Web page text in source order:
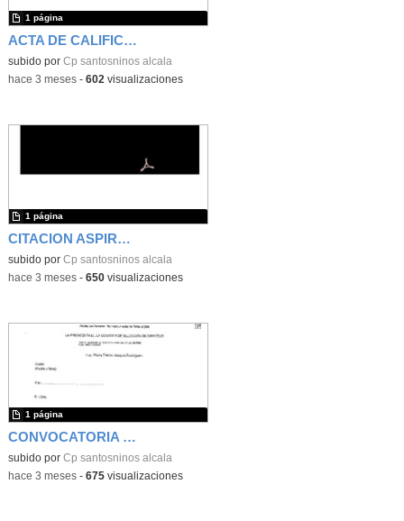
ACTA DE CALIFICACIONES PROVISONALES DEL PROYECTO DE DIRECCION
subido por Cp santosninos alcala
1 página
-hace 3 meses- 602 visualizaciones
CITACION ASPIRANTES
subido por Cp santosninos alcala
1 página
-hace 3 meses- 650visualizaciones
CONVOCATORIA DE LA COMISIÓN DE SELECCIÓN DE DIRECTOR
subido por Cp santosninos alcala
1 página
-hace 3 meses- 675visualizaciones